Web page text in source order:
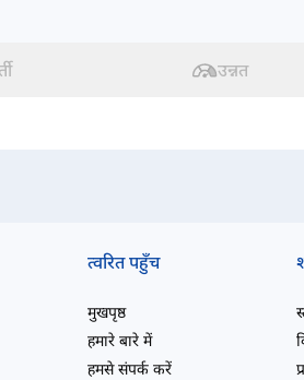
उन्नत
त्वरित पहुँच
मुखपृष्ठ
हमारे बारे में
हमसे संपर्क करें